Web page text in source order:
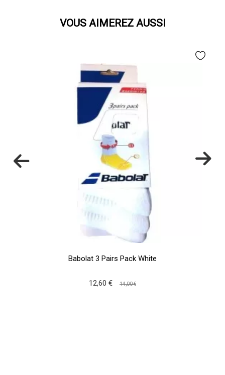
VOUS AIMEREZ AUSSI
Babolat 3 Pairs Pack White
12,60 € 14,00 €